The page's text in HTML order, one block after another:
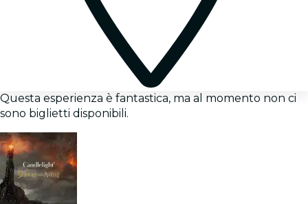
Questa esperienza è fantastica, ma al momento non ci
sono biglietti disponibili.